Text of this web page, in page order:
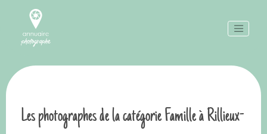
Les photographes de la catégorie Famille à Rillieux-